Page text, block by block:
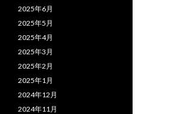
2025年6月
2025年5月
2025年4月
2025年3月
2025年2月
2025年1月
2024年12月
2024年11月